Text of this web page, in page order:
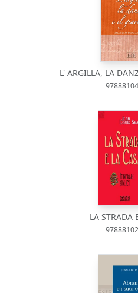
L' ARGILLA, LA
LA STRADA